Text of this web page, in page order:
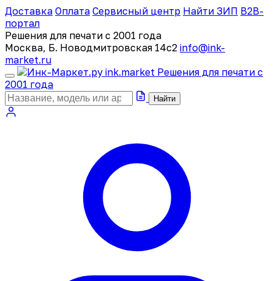
Доставка Оплата Сервисный центр Найти ЗИП B2B-
портал
Решения для печати с 2001 года
Москва, Б. Новодмитровская 14с2 info@ink-
market.ru
ink.market Решения для печати с
2001 года
Найти